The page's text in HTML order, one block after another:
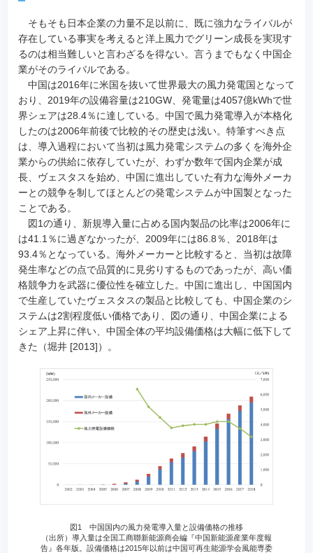
そもそも日本企業の力量不足以前に、既に強力なライバルが
存在している事実を考えると洋上風力でグリーン成長を実現す
るのは相当難しいと言わざるを得ない。言うまでもなく中国企
業がそのライバルである。
中国は2016年に米国を抜いて世界最大の風力発電国となって
おり、2019年の設備容量は210GW、発電量は4057億kWhで世
界シェアは28.4％に達している。中国で風力発電導入が本格化
したのは2006年前後で比較的その歴史は浅い。特筆すべき点
は、導入過程において当初は風力発電システムの多くを海外企
業からの供給に依存していたが、わずか数年で国内企業が成
長、ヴェスタスを始め、中国に進出していた有力な海外メーカ
ーとの競争を制してほとんどの発電システムが中国製となった
ことである。
図1の通り、新規導入量に占める国内製品の比率は2006年に
は41.1％に過ぎなかったが、2009年には86.8％、2018年は
93.4％となっている。海外メーカーと比較すると、当初は故障
発生率などの点で品質的に見劣りするものであったが、高い価
格競争力を武器に優位性を確立した。中国に進出し、中国国内
で生産していたヴェスタスの製品と比較しても、中国企業のシ
ステムは2割程度低い価格であり、図の通り、中国企業による
シェア上昇に伴い、中国全体の平均設備価格は大幅に低下して
きた（堀井 [2013]）。
図1 中国国内の風力発電導入量と設備価格の推移
（出所）導入量は全国工商聯新能源商会編『中国新能源産業年度報
告』各年版。設備価格は2015年以前は中国可再生能源学会風能専委